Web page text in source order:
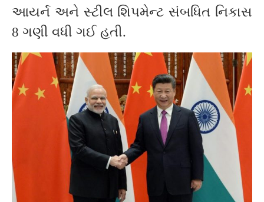
આયર્ન અને સ્ટીલ શિપમેન્ટ સંબધિત નિકાસ
8 ગણી વધી ગઈ હતી.